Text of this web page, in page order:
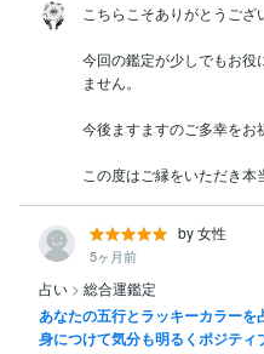
こちらこそありがとうござ
今回の鑑定が少しでもお役
ません。
今後ますますのご多幸をお
この度はご縁をいただき本
by 女性
5ヶ月前
占い > 総合運鑑定
あなたの五行とラッキーカラー
身につけて気分も明るくポジティ